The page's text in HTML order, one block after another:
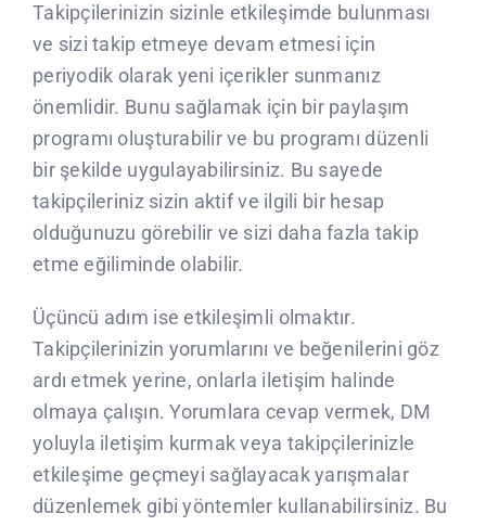
Takipçilerinizin sizinle etkileşimde bulunması
ve sizi takip etmeye devam etmesi için
periyodik olarak yeni içerikler sunmanız
önemlidir. Bunu sağlamak için bir paylaşım
programı oluşturabilir ve bu programı düzenli
bir şekilde uygulayabilirsiniz. Bu sayede
takipçileriniz sizin aktif ve ilgili bir hesap
olduğunuzu görebilir ve sizi daha fazla takip
etme eğiliminde olabilir.
Üçüncü adım ise etkileşimli olmaktır.
Takipçilerinizin yorumlarını ve beğenilerini göz
ardı etmek yerine, onlarla iletişim halinde
olmaya çalışın. Yorumlara cevap vermek, DM
yoluyla iletişim kurmak veya takipçilerinizle
etkileşime geçmeyi sağlayacak yarışmalar
düzenlemek gibi yöntemler kullanabilirsiniz. Bu